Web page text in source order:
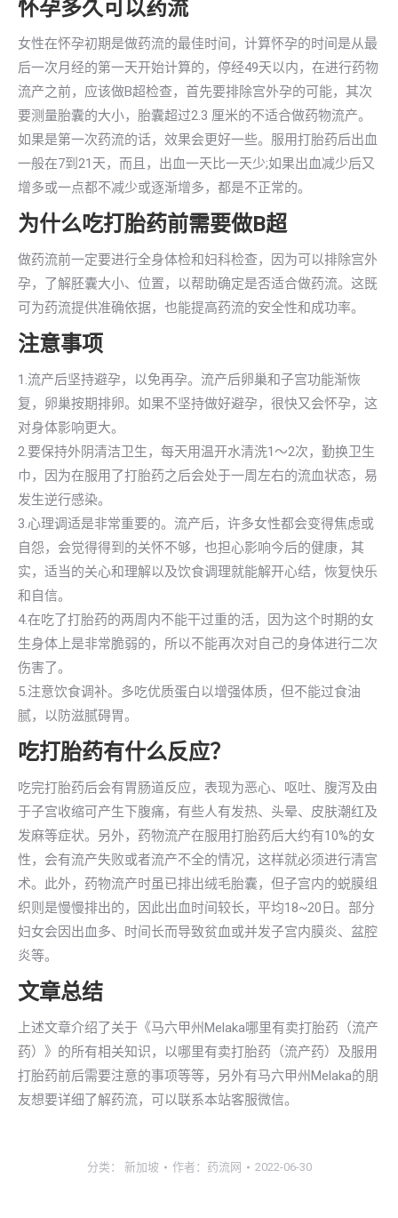
怀孕多久可以药流
女性在怀孕初期是做药流的最佳时间，计算怀孕的时间是从最
后一次月经的第一天开始计算的，停经49天以内，在进行药物
流产之前，应该做B超检查，首先要排除宫外孕的可能，其次
要测量胎囊的大小，胎囊超过2.3 厘米的不适合做药物流产。
如果是第一次药流的话，效果会更好一些。服用打胎药后出血
一般在7到21天，而且，出血一天比一天少;如果出血减少后又
增多或一点都不减少或逐渐增多，都是不正常的。
为什么吃打胎药前需要做B超
做药流前一定要进行全身体检和妇科检查，因为可以排除宫外
孕，了解胚囊大小、位置，以帮助确定是否适合做药流。这既
可为药流提供准确依据，也能提高药流的安全性和成功率。
注意事项
1.流产后坚持避孕，以免再孕。流产后卵巢和子宫功能渐恢
复，卵巢按期排卵。如果不坚持做好避孕，很快又会怀孕，这
对身体影响更大。
2.要保持外阴清洁卫生，每天用温开水清洗1～2次，勤换卫生
巾，因为在服用了打胎药之后会处于一周左右的流血状态，易
发生逆行感染。
3.心理调适是非常重要的。流产后，许多女性都会变得焦虑或
自怨，会觉得得到的关怀不够，也担心影响今后的健康，其
实，适当的关心和理解以及饮食调理就能解开心结，恢复快乐
和自信。
4.在吃了打胎药的两周内不能干过重的活，因为这个时期的女
生身体上是非常脆弱的，所以不能再次对自己的身体进行二次
伤害了。
5.注意饮食调补。多吃优质蛋白以增强体质，但不能过食油
腻，以防滋腻碍胃。
吃打胎药有什么反应？
吃完打胎药后会有胃肠道反应，表现为恶心、呕吐、腹泻及由
于子宫收缩可产生下腹痛，有些人有发热、头晕、皮肤潮红及
发麻等症状。另外，药物流产在服用打胎药后大约有10%的女
性，会有流产失败或者流产不全的情况，这样就必须进行清宫
术。此外，药物流产时虽已排出绒毛胎囊，但子宫内的蜕膜组
织则是慢慢排出的，因此出血时间较长，平均18~20日。部分
妇女会因出血多、时间长而导致贫血或并发子宫内膜炎、盆腔
炎等。
文章总结
上述文章介绍了关于《马六甲州Melaka哪里有卖打胎药（流产
药）》的所有相关知识，以哪里有卖打胎药（流产药）及服用
打胎药前后需要注意的事项等等，另外有马六甲州Melaka的朋
友想要详细了解药流，可以联系本站客服微信。
分类： 新加坡 作者： 药流网 2022-06-30